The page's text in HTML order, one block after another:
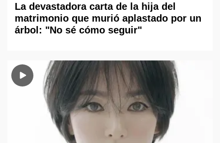
La devastadora carta de la hija del
matrimonio que murió aplastado por un
árbol: "No sé cómo seguir"